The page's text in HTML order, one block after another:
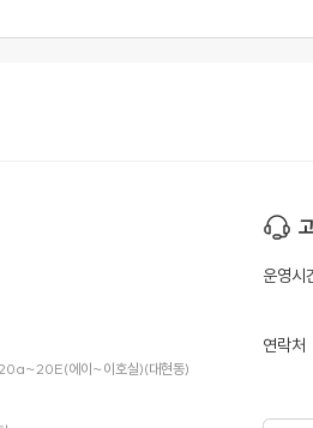
20a~20E(에이~이호실)(대현동)
운영시
연락처